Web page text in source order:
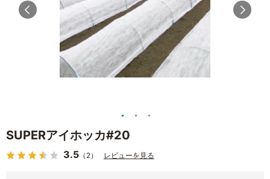
SUPERアイホッカ#20
3.5 （2） レビューを見る